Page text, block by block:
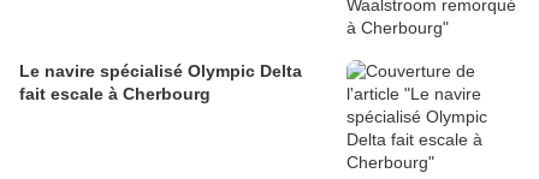
Le navire spécialisé Olympic Delta
fait escale à Cherbourg